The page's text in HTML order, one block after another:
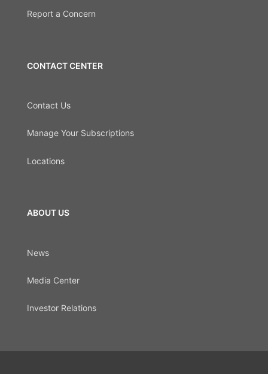
Report a Concern
CONTACT CENTER
Contact Us
Manage Your Subscriptions
Locations
ABOUT US
News
Media Center
Investor Relations